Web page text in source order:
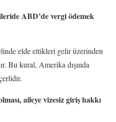
ABD’de vergi ödemek
elde ettikleri gelir üzerinden
Bu kural, Amerika dışında
aileye vizesiz giriş hakkı